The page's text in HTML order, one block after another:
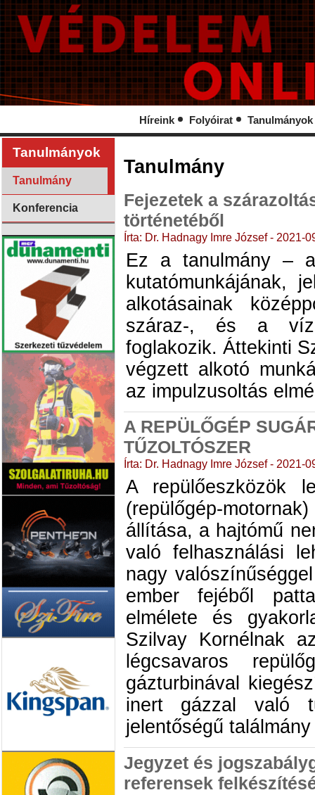
Híreink Folyóirat Tanulmányok
Tanulmányok
Tanulmány
Konferencia
Tanulmány
Fejezetek a
történetéből
Írta: Dr. Hadnagy Imre József - 2021-
Ez a tanulmány –
kutatómunkájának,
alkotásainak
száraz-, és a
foglakozik. Áttekinti
végzett alkotó
az impulzusoltás
A REPÜLŐGÉP
TŰZOLTÓSZER
Írta: Dr. Hadnagy Imre József - 2021-
A repülőeszközök
(repülőgép-
állítása, a hajtómű
való felhasználási
nagy
ember fejéből
elmélete és
Szilvay Kornélnak
légcsavaros
gázturbinával
inert gázzal való
jelentőségű
Jegyzet és
referensek